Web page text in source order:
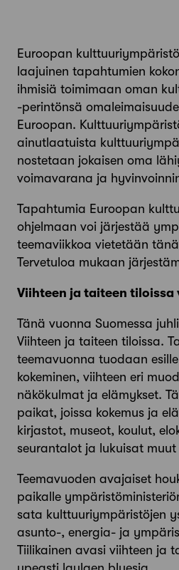
Euroopan
laajuinen tapahtumien
ihmisiä toimimaan oman
-perintönsä
Euroopan.
ainutlaatuista
nostetaan jokaisen oma
voimavarana ja
Tapahtumia Euroopan
ohjelmaan voi järjestää
teemaviikkoa vietetään
Tervetuloa mukaan
Viihteen ja taiteen tiloissa
Tänä vuonna Suomessa
Viihteen ja taiteen tiloissa.
teemavuonna tuodaan
kokeminen, viihteen eri
näkökulmat ja elämykset.
paikat, joissa kokemus ja
kirjastot, museot, koulut,
seurantalot ja lukuisat
Teemavuoden avajaiset
paikalle
sata kulttuuriympäristöjen
asunto-, energia- ja
Tiilikainen avasi viihteen ja